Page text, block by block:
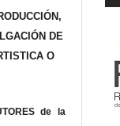
DE
O
de la